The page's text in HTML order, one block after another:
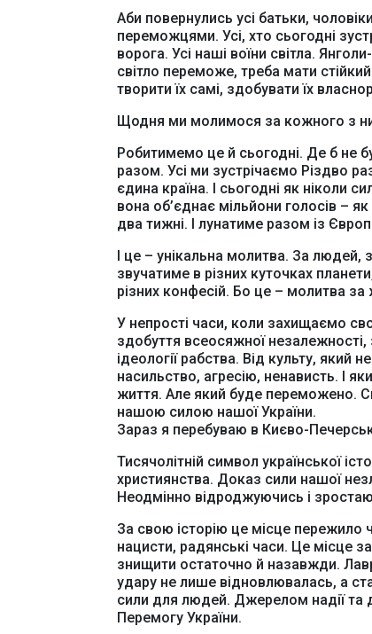
Аби повернулись усі батьки,
переможцями. Усі, хто сьогодні
ворога. Усі наші воїни світла.
світло переможе, треба мати
творити їх самі, здобувати їх
Щодня ми молимося за кожного з
Робитимемо це й сьогодні. Де б не
разом. Усі ми зустрічаємо Різдво
єдина країна. І сьогодні як ніколи
вона об’єднає мільйони голосів –
два тижні. І лунатиме разом із
І це – унікальна молитва. За людей,
звучатиме в різних куточках
різних конфесій. Бо це – молитва
У непрості часи, коли захищаємо
здобуття всеосяжної
ідеології рабства. Від культу,
насильство, агресію, ненависть. І
життя. Але який буде переможено.
нашою силою нашої України.
Зараз я перебуваю в Києво-
Тисячолітній символ української
християнства. Доказ сили нашої
Неодмінно відроджуючись і
За свою історію це місце пережило
нацисти, радянські часи. Це місце
знищити остаточно й назавжди.
удару не лише відновлювалась, а
сили для людей. Джерелом надії та
Перемогу України.